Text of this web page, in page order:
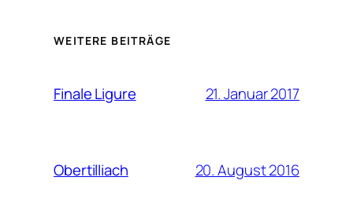
WEITERE BEITRÄGE
Finale Ligure 21. Januar 2017
Obertilliach 20. August 2016